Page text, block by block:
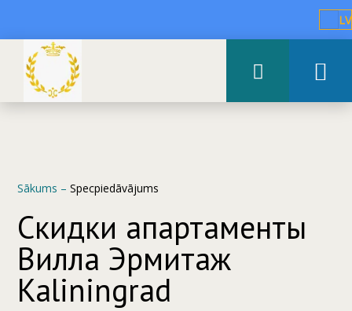
LV
Sākums –Specpiedāvājums
Скидки апартаменты
Вилла Эрмитаж
Kaliningrad